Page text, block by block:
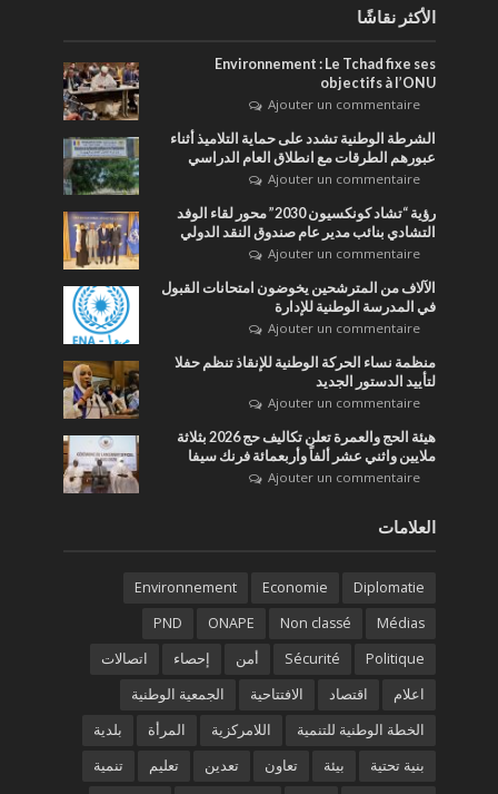
الأكثر نقاشًا
Environnement : Le Tchad fixe ses
objectifs à l’ONU
Ajouter un commentaire
الشرطة الوطنية تشدد على حماية التلاميذ أثناء
عبورهم الطرقات مع انطلاق العام الدراسي
Ajouter un commentaire
رؤية “تشاد كونكسيون 2030” محور لقاء الوفد
التشادي بنائب مدير عام صندوق النقد الدولي
Ajouter un commentaire
الآلاف من المترشحين يخوضون امتحانات القبول
في المدرسة الوطنية للإدارة
Ajouter un commentaire
منظمة نساء الحركة الوطنية للإنقاذ تنظم حفلا
لتأييد الدستور الجديد
Ajouter un commentaire
هيئة الحج والعمرة تعلن تكاليف حج 2026 بثلاثة
ملايين واثني عشر ألفاً وأربعمائة فرنك سيفا
Ajouter un commentaire
العلامات
Diplomatie
Economie
Environnement
Médias
Non classé
ONAPE
PND
Politique
Sécurité أمن إحصاء
اتصالات
اعلام
اقتصاد الافتتاحية
الجمعية الوطنية
الخطة الوطنية للتنمية
اللامركزية المرأة
بلدية
بنية تحتية
بيئة تعاون تعدين تعليم
تنمية